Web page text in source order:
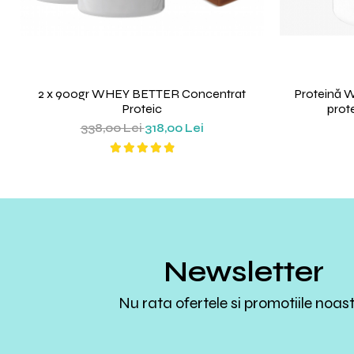
2 x 900gr WHEY BETTER Concentrat
Proteic
338,00 Lei318,00 Lei
Proteină
Newsletter
Nu rata ofertele si promotiile